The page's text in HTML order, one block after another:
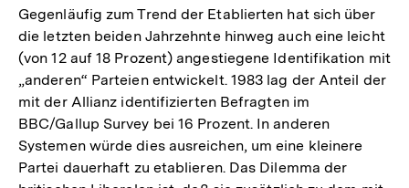
Gegenläufig zum Trend der Etablierten hat sich über
die letzten beiden Jahrzehnte hinweg auch eine leicht
(von 12 auf 18 Prozent) angestiegene Identifikation mit
„anderen“ Parteien entwickelt. 1983 lag der Anteil der
mit der Allianz identifizierten Befragten im
BBC/Gallup Survey bei 16 Prozent. In anderen
Systemen würde dies ausreichen, um eine kleinere
Partei dauerhaft zu etablieren. Das Dilemma der